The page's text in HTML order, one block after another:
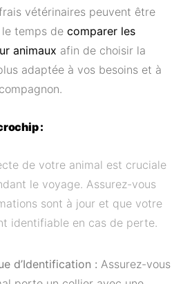
vétérinaires peuvent être
le temps de comparer les
animaux afin de choisir la
adaptée à vos besoins et à
:
de votre animal est cruciale
le voyage. Assurez-vous
sont à jour et que votre
identifiable en cas de perte.
d’Identification : Assurez-vous